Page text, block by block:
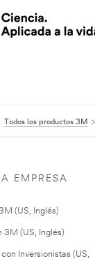
Todos los productos 3M
EMPRESA
(US, Inglés)
3M (US, Inglés)
Inversionistas (US,